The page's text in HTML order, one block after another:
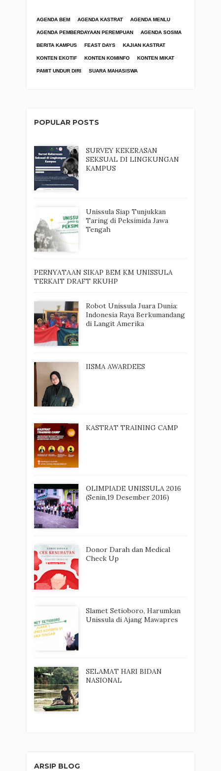
AGENDA BEM AGENDA KASTRAT AGENDA MENLU
AGENDA PEMBERDAYAAN PEREMPUAN AGENDA SOSMA
BERITA KAMPUS FEAST DAYS KAJIAN KASTRAT
KONTEN EKOTIF KONTEN KOMINFO KONTEN MIKAT
PAMIT UNDUR DIRI SUARA MAHASISWA
POPULAR POSTS
SURVEY KEKERASAN
SEKSUAL DI LINGKUNGAN
KAMPUS
Unissula Siap Tunjukkan
Taring di Peksimida Jawa
Tengah
PERNYATAAN SIKAP BEM KM UNISSULA
TERKAIT DRAFT RKUHP
Robot Unissula Juara Dunia:
Indonesia Raya Berkumandang
di Langit Amerika
IISMA AWARDEES
KASTRAT TRAINING CAMP
OLIMPIADE UNISSULA 2016
(Senin,19 Desember 2016)
Donor Darah dan Medical
Check Up
Slamet Setioboro, Harumkan
Unissula di Ajang Mawapres
SELAMAT HARI BIDAN
NASIONAL
ARSIP BLOG